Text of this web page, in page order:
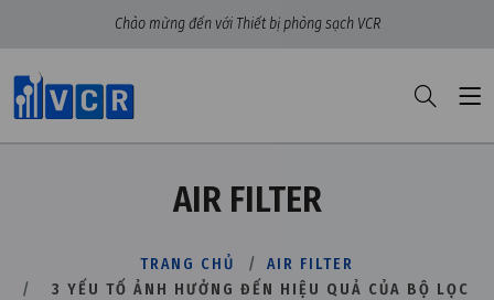
Chào mừng đến với Thiết bị phòng sạch VCR
AIR FILTER
TRANG CHỦ
AIR FILTER
3 YẾU TỐ ẢNH HƯỞNG ĐẾN HIỆU QUẢ CỦA BỘ LỌC